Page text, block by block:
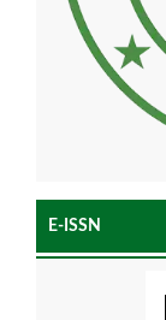
E-ISSN